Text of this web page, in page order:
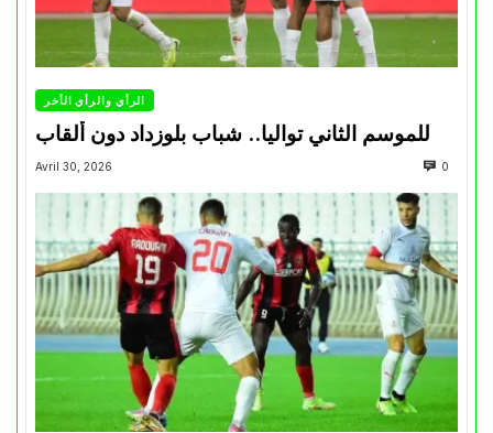
الرأي والرأي الأخر
للموسم الثاني تواليا.. شباب بلوزداد دون ألقاب
Avril 30, 2026 0